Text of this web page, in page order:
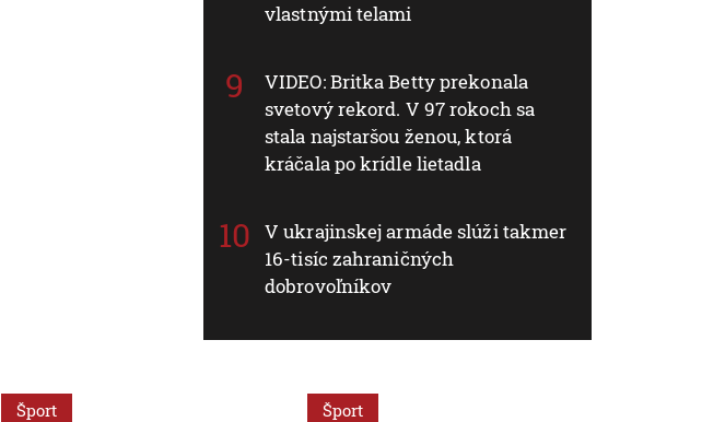
vlastnými telami
VIDEO: Britka Betty prekonala
svetový rekord. V 97 rokoch sa
stala najstaršou ženou, ktorá
kráčala po krídle lietadla
V ukrajinskej armáde slúži takmer
16-tisíc zahraničných
dobrovoľníkov
Šport Šport